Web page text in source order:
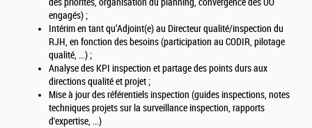
engagés) ;
Intérim en tant qu’Adjoint(e) au Directeur qualité/inspection du
RJH, en fonction des besoins (participation au CODIR, pilotage
qualité, ...) ;
Analyse des KPI inspection et partage des points durs aux
directions qualité et projet ;
Mise à jour des référentiels inspection (guides inspections, notes
techniques projets sur la surveillance inspection, rapports
d'expertise, ...)